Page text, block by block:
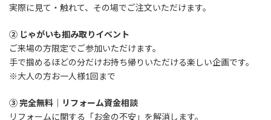
実際に見て・触れて、その場でご注文いただけます。
② じゃがいも掴み取りイベント
ご来場の方限定でご参加いただけます。
手で掴めるほどの分だけお持ち帰りいただける楽しい企画です。
※大人の方お一人様1回まで
③ 完全無料｜リフォーム資金相談
リフォームに関する「お金の不安」を解消します。